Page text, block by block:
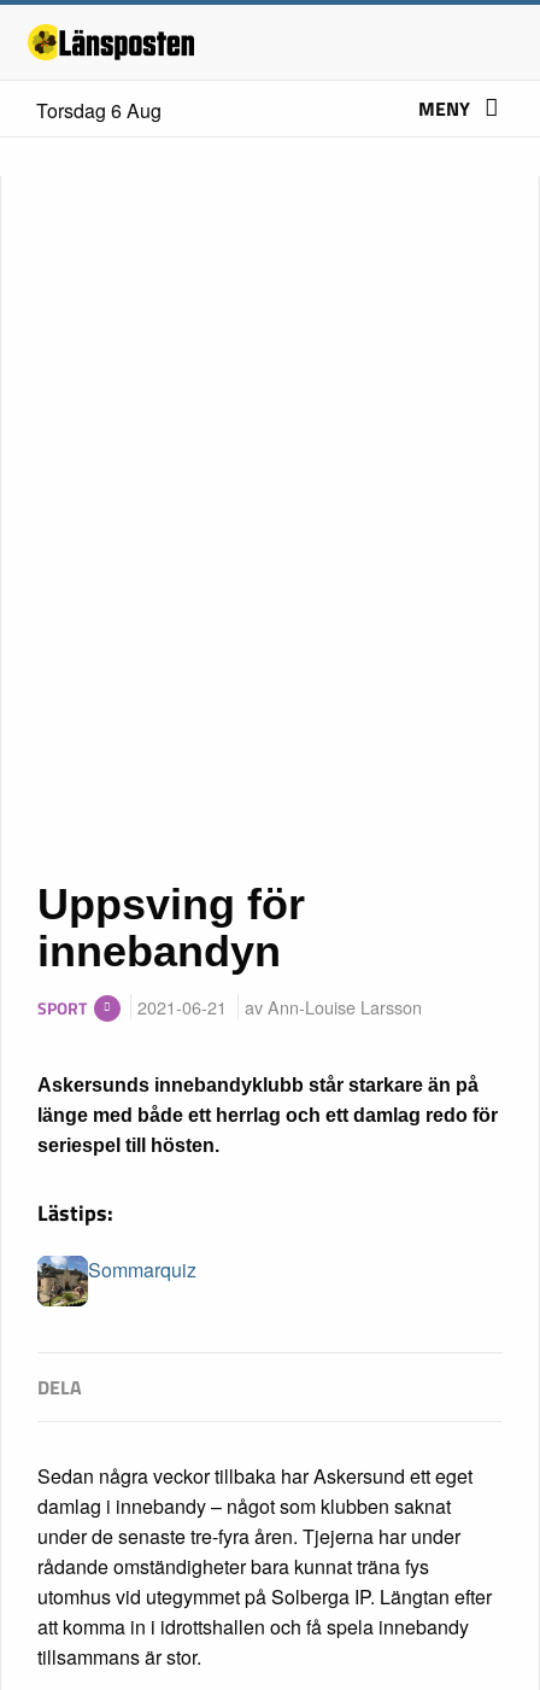
Torsdag 6 Aug MENY
Uppsving för
innebandyn
SPORT 2021-06-21 av Ann-Louise Larsson
Askersunds innebandyklubb står starkare än på
länge med både ett herrlag och ett damlag redo för
seriespel till hösten.
Lästips:
Sommarquiz
Sedan några veckor tillbaka har Askersund ett eget
damlag i innebandy – något som klubben saknat
under de senaste tre-fyra åren. Tjejerna har under
rådande omständigheter bara kunnat träna fys
utomhus vid utegymmet på Solberga IP. Längtan efter
att komma in i idrottshallen och få spela innebandy
tillsammans är stor.